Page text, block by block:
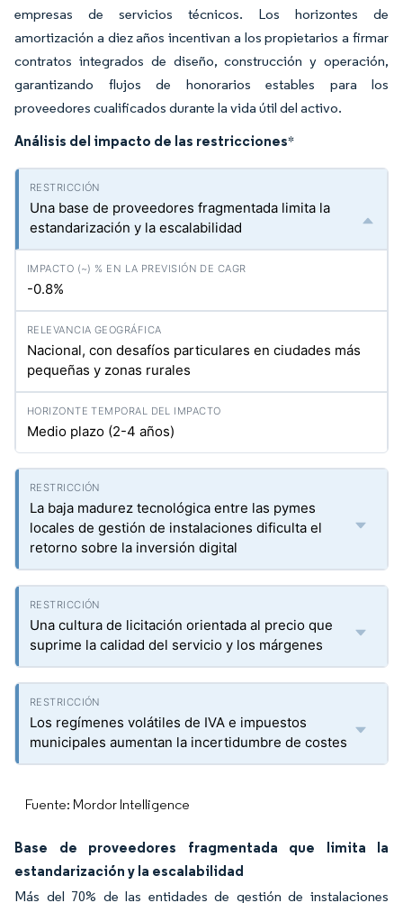
empresas de servicios técnicos. Los horizontes de
amortización a diez años incentivan a los propietarios a firmar
contratos integrados de diseño, construcción y operación,
garantizando flujos de honorarios estables para los
proveedores cualificados durante la vida útil del activo.
Análisis del impacto de las restricciones*
Una base de proveedores fragmentada limita la
estandarización y la escalabilidad
-0.8%
Nacional, con desafíos particulares en ciudades más
pequeñas y zonas rurales
Medio plazo (2-4 años)
La baja madurez tecnológica entre las pymes
locales de gestión de instalaciones dificulta el
retorno sobre la inversión digital
Una cultura de licitación orientada al precio que
suprime la calidad del servicio y los márgenes
Los regímenes volátiles de IVA e impuestos
municipales aumentan la incertidumbre de costes
Fuente: Mordor Intelligence
Base de proveedores fragmentada que limita la
estandarización y la escalabilidad
Más del 70% de las entidades de gestión de instalaciones